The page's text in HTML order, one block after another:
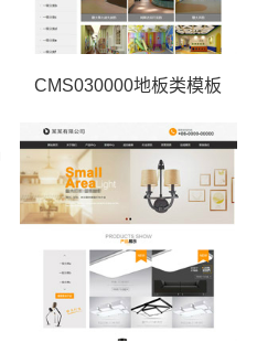
CMS030000地板类模板